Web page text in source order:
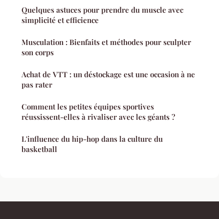
Quelques astuces pour prendre du muscle avec
simplicité et efficience
Musculation : Bienfaits et méthodes pour sculpter
son corps
Achat de VTT : un déstockage est une occasion à ne
pas rater
Comment les petites équipes sportives
réussissent-elles à rivaliser avec les géants ?
L'influence du hip-hop dans la culture du
basketball